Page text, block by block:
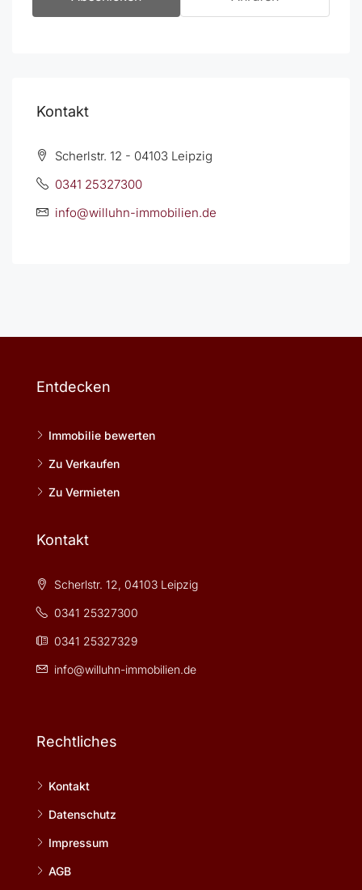
Kontakt
Scherlstr. 12 - 04103 Leipzig
0341 25327300
info@willuhn-immobilien.de
Entdecken
Immobilie bewerten
Zu Verkaufen
Zu Vermieten
Kontakt
Scherlstr. 12, 04103 Leipzig
0341 25327300
0341 25327329
info@willuhn-immobilien.de
Rechtliches
Kontakt
Datenschutz
Impressum
AGB